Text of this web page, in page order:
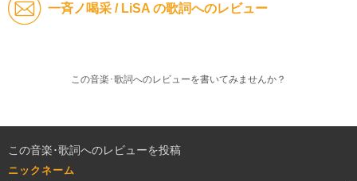
一斉ノ喝采 / LiSA の歌詞へのレビュー
この音楽･歌詞へのレビューを書いてみませんか？
この音楽･歌詞へのレビューを投稿
ニックネーム